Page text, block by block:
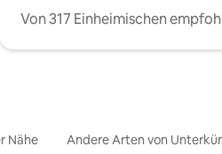
Von 317 Einheimischen
Nähe Andere Arten von